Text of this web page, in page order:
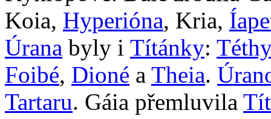
Koia, Hyperióna, Kria,
Úrana byly i Títánky:
Foibé, Dioné a Theia.
Tartaru. Gáia přemluvila